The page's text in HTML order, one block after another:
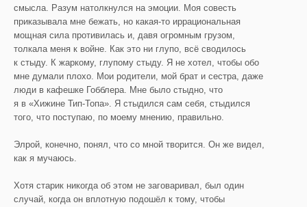
смысла. Разум натолкнулся на эмоции. Моя совесть
приказывала мне бежать, но какая-то иррациональная
мощная сила противилась и, давя огромным грузом,
толкала меня к войне. Как это ни глупо, всё сводилось
к стыду. К жаркому, глупому стыду. Я не хотел, чтобы обо
мне думали плохо. Мои родители, мой брат и сестра, даже
люди в кафешке Гобблера. Мне было стыдно, что
я в «Хижине Тип-Топа». Я стыдился сам себя, стыдился
того, что поступаю, по моему мнению, правильно.
Элрой, конечно, понял, что со мной творится. Он же видел,
как я мучаюсь.
Хотя старик никогда об этом не заговаривал, был один
случай, когда он вплотную подошёл к тому, чтобы